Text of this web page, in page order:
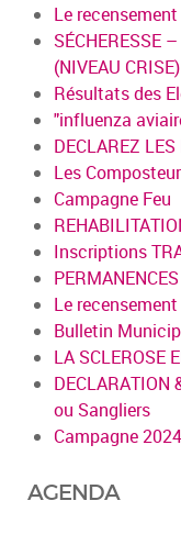
Le
SÉCHERESSE
(NIVEAU CRISE)
Résultats des
"influenza
DECLAREZ
Les
Campagne Feu
Inscriptions
Le
Bulletin
LA SCLEROSE
DECLARATION
ou Sangliers
Campagne
AGENDA